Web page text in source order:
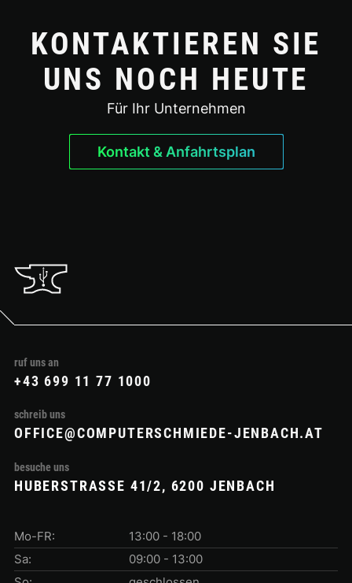
KONTAKTIEREN SIE
UNS NOCH HEUTE
Für Ihr Unternehmen
Kontakt & Anfahrtsplan
ruf uns an
+43 699 11 77 1000
schreib uns
OFFICE@COMPUTERSCHMIEDE-JENBACH.AT
besuche uns
HUBERSTRASSE 41/2, 6200 JENBACH
Mo-FR:
13:00 - 18:00
Sa:
09:00 - 13:00